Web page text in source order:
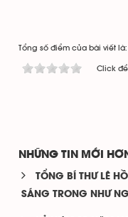
Tổng số điểm của bài viết
Click
NHỮNG TIN MỚI
TỔNG BÍ THƯ LÊ
SÁNG TRONG NHƯ